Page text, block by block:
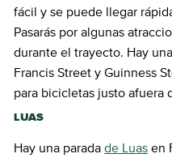
fácil y se puede llegar
Pasarás por algunas
durante el trayecto. Hay
Francis Street y Guinness
para bicicletas justo afuera
LUAS
Hay una parada de Luas en